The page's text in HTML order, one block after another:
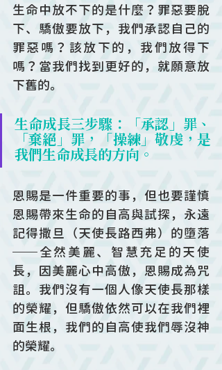
生命中放不下的是什麼？罪惡要脫
下、驕傲要放下，我們承認自己的
罪惡嗎？該放下的，我們放得下
嗎？當我們找到更好的，就願意放
下舊的。
生命成長三步驟：「承認」罪、
「棄絕」罪，「操練」敬虔，是
我們生命成長的方向。
恩賜是一件重要的事，但也要謹慎
恩賜帶來生命的自高與試探，永遠
記得撒旦（天使長路西弗）的墮落
──全然美麗、智慧充足的天使
長，因美麗心中高傲，恩賜成為咒
詛。我們沒有一個人像天使長那樣
的榮耀，但驕傲依然可以在我們裡
面生根，我們的自高使我們辱沒神
的榮耀。